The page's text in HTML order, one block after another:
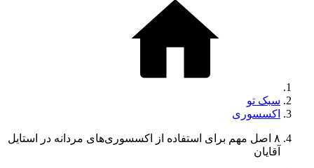
سبک تو
اکسسوری
۸ اصل مهم برای استفاده از اکسسوری‌های مردانه در استایل
آقایان